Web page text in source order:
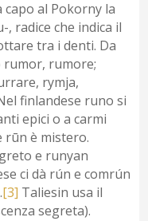
capo al Pokorny la
radice che indica il
tra i denti. Da
rumor, rumore;
rymja,
finlandese runo si
epici o a carmi
rūn è mistero.
e runyan
ci dà rún e comrún
[3] Taliesin usa il
segreta).